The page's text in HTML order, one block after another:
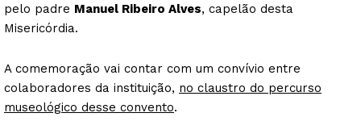
pelo padre Manuel Ribeiro Alves, capelão desta
Misericórdia.
A comemoração vai contar com um convívio entre
colaboradores da instituição, no claustro do percurso
museológico desse convento.